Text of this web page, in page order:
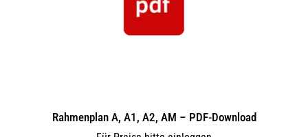
Rahmenplan A, A1, A2, AM – PDF-Download